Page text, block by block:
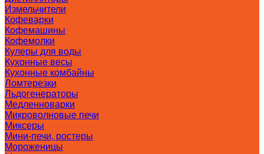
Измельчители
Кофеварки
Кофемашины
Кофемолки
Кулеры для воды
Кухонные весы
Кухонные комбайны
Ломтерезки
Льдогенераторы
Медленноварки
Микроволновые печи
Миксеры
Мини-печи, ростеры
Мороженицы